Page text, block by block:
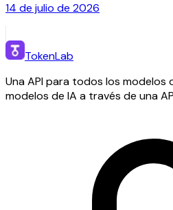
14 de julio de 2026
TokenLab
Una API para todos los modelos
modelos de IA a través de una